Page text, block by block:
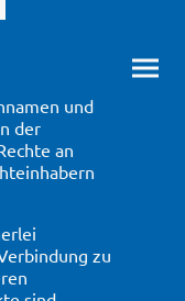
und
der
an
zu